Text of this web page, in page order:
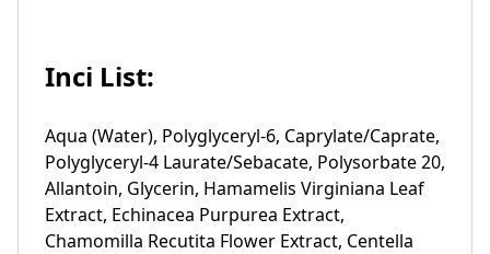
Inci List:
Aqua (Water), Polyglyceryl-6, Caprylate/Caprate,
Polyglyceryl-4 Laurate/Sebacate, Polysorbate 20,
Allantoin, Glycerin, Hamamelis Virginiana Leaf
Extract, Echinacea Purpurea Extract,
Chamomilla Recutita Flower Extract, Centella